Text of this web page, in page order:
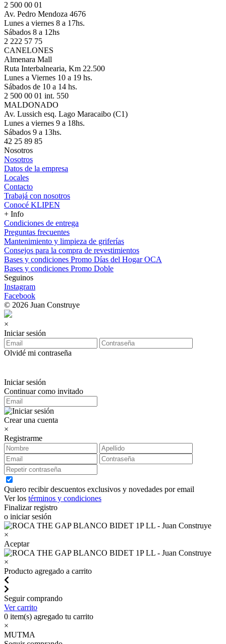
2 500 00 01
Av. Pedro Mendoza 4676
Lunes a viernes 8 a 17hs.
Sábados 8 a 12hs
2 222 57 75
CANELONES
Almenara Mall
Ruta Interbalnearia, Km 22.500
Lunes a Viernes 10 a 19 hs.
Sábados de 10 a 14 hs.
2 500 00 01 int. 550
MALDONADO
Av. Lussich esq. Lago Maracaibo (C1)
Lunes a viernes 9 a 18hs.
Sábados 9 a 13hs.
42 25 89 85
Nosotros
Nosotros
Datos de la empresa
Locales
Contacto
Trabajá con nosotros
Conocé KLIPEN
+ Info
Condiciones de entrega
Preguntas frecuentes
Mantenimiento y limpieza de griferías
Consejos para la compra de revestimientos
Bases y condiciones Promo Días del Hogar OCA
Bases y condiciones Promo Doble
Seguinos
Instagram
Facebook
© 2026 Juan Construye
×
Iniciar sesión
Olvidé mi contraseña
Iniciar sesión
Continuar como invitado
Crear una cuenta
×
Registrarme
Quiero recibir descuentos exclusivos y novedades por email
Ver los términos y condiciones
Finalizar registro
o iniciar sesión
×
Aceptar
×
Producto agregado a carrito
Seguir comprando
Ver carrito
0 item(s) agregado tu carrito
×
MUTMA